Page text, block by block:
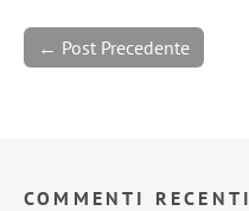
← Post Precedente
COMMENTI RECENTI